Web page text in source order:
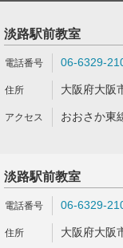
淡路駅前教室
06-6329-
大阪府大阪
おおさか東
淡路駅前教室
06-6329-
大阪府大阪